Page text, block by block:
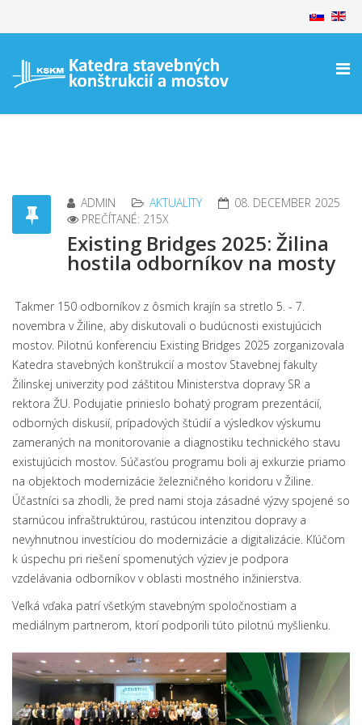
ADMIN AKTUALITY
08. DECEMBER 2025
PREČÍTANÉ: 215X
Existing Bridges 2025: Žilina
hostila odborníkov na mosty
Takmer 150 odborníkov z ôsmich krajín sa stretlo 5. - 7.
novembra v Žiline, aby diskutovali o budúcnosti existujúcich
mostov. Pilotnú konferenciu Existing Bridges 2025 zorganizovala
Katedra stavebných konštrukcií a mostov Stavebnej fakulty
Žilinskej univerzity pod záštitou Ministerstva dopravy SR a
rektora ŽU. Podujatie prinieslo bohatý program prezentácií,
odborných diskusií, prípadových štúdií a výsledkov výskumu
zameraných na monitorovanie a diagnostiku technického stavu
existujúcich mostov. Súčasťou programu boli aj exkurzie priamo
na objektoch modernizácie železničného koridoru v Žiline.
Účastníci sa zhodli, že pred nami stoja zásadné výzvy spojené so
starnúcou infraštruktúrou, rastúcou intenzitou dopravy a
nevyhnutnou investíciou do modernizácie a digitalizácie. Kľúčom
k úspechu pri riešení spomenutých výziev je podpora
vzdelávania odborníkov v oblasti mostného inžinierstva.
Veľká vďaka patrí všetkým stavebným spoločnostiam a
mediálnym partnerom, ktorí podporili túto pilotnú myšlienku.